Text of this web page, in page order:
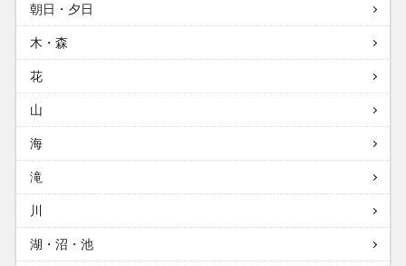
朝日・夕日
木・森
花
山
海
滝
川
湖・沼・池